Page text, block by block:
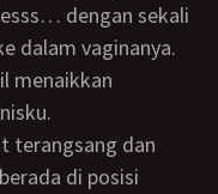
dengan sekali
dalam vaginanya.
di posisi